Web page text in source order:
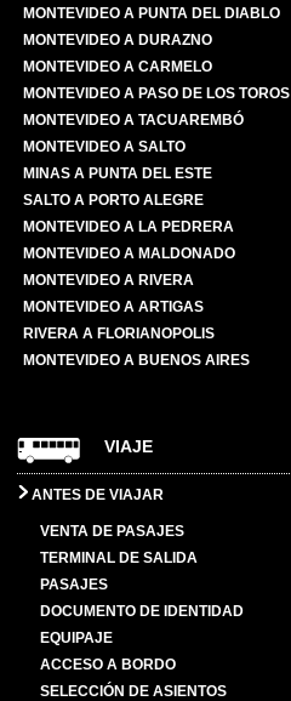
MONTEVIDEO A PUNTA DEL DIABLO
MONTEVIDEO A DURAZNO
MONTEVIDEO A CARMELO
MONTEVIDEO A PASO DE LOS TOROS
MONTEVIDEO A TACUAREMBÓ
MONTEVIDEO A SALTO
MINAS A PUNTA DEL ESTE
SALTO A PORTO ALEGRE
MONTEVIDEO A LA PEDRERA
MONTEVIDEO A MALDONADO
MONTEVIDEO A RIVERA
MONTEVIDEO A ARTIGAS
RIVERA A FLORIANOPOLIS
MONTEVIDEO A BUENOS AIRES
VIAJE
ANTES DE VIAJAR
VENTA DE PASAJES
TERMINAL DE SALIDA
PASAJES
DOCUMENTO DE IDENTIDAD
EQUIPAJE
ACCESO A BORDO
SELECCIÓN DE ASIENTOS